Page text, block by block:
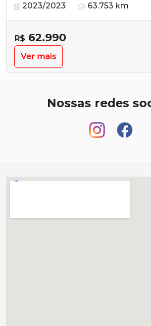
2023/2023 63.753 km
R$ 62.990
Ver mais
Nossas redes